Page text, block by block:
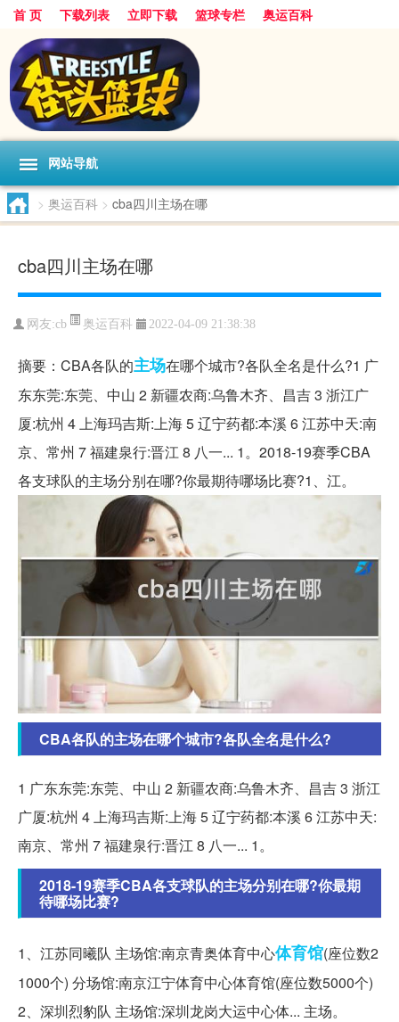
首 页 下载列表 立即下载 篮球专栏 奥运百科
网站导航
> 奥运百科 > cba四川主场在哪
cba四川主场在哪
网友:cb 奥运百科 2022-04-09 21:38:38
摘要：CBA各队的主场在哪个城市?各队全名是什么?1 广
东东莞:东莞、中山 2 新疆农商:乌鲁木齐、昌吉 3 浙江广
厦:杭州 4 上海玛吉斯:上海 5 辽宁药都:本溪 6 江苏中天:南
京、常州 7 福建泉行:晋江 8 八一... 1。2018-19赛季CBA
各支球队的主场分别在哪?你最期待哪场比赛?1、江。
CBA各队的主场在哪个城市?各队全名是什么?
1 广东东莞:东莞、中山 2 新疆农商:乌鲁木齐、昌吉 3 浙江
广厦:杭州 4 上海玛吉斯:上海 5 辽宁药都:本溪 6 江苏中天:
南京、常州 7 福建泉行:晋江 8 八一... 1。
2018-19赛季CBA各支球队的主场分别在哪?你最期
待哪场比赛?
1、江苏同曦队 主场馆:南京青奥体育中心体育馆(座位数2
1000个) 分场馆:南京江宁体育中心体育馆(座位数5000个)
2、深圳烈豹队 主场馆:深圳龙岗大运中心体... 主场。